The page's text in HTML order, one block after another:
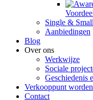
Single &
Aanbiedingen
Blog
Over ons
Werkwijze
Sociale
Geschiedenis
Verkooppunt
Contact